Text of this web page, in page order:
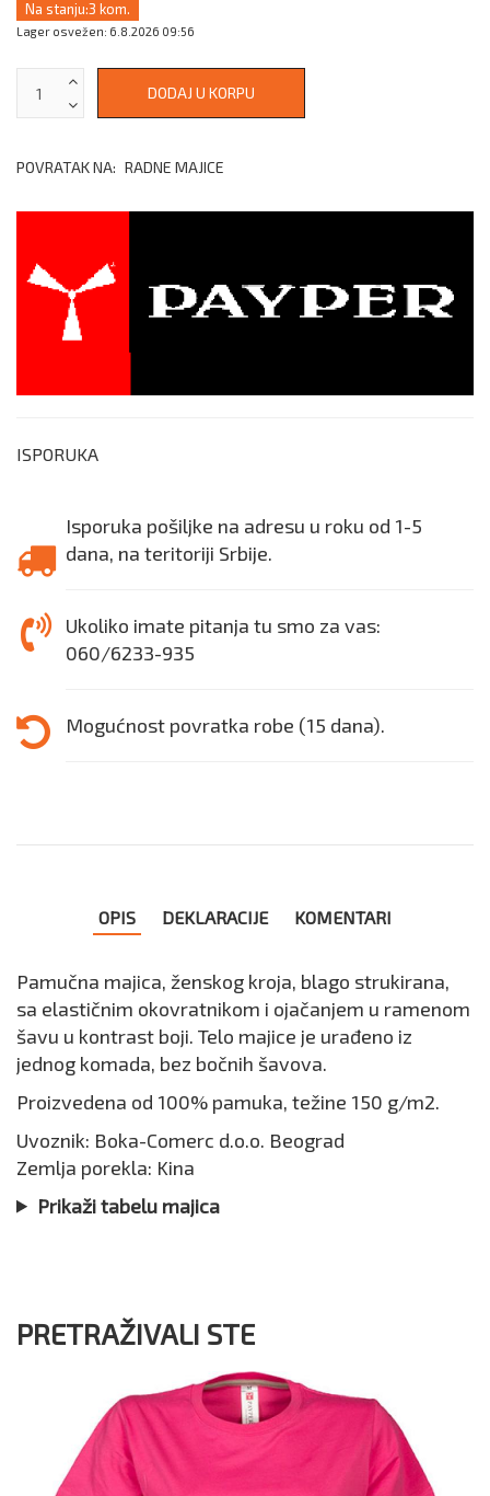
Na stanju:3 kom.
Lager osvežen: 6.8.2026 09:56
POVRATAK NA: RADNE MAJICE
ISPORUKA
Isporuka pošiljke na adresu u roku od 1-5
dana, na teritoriji Srbije.
Ukoliko imate pitanja tu smo za vas:
060/6233-935
Mogućnost povratka robe (15 dana).
OPIS DEKLARACIJE KOMENTARI
Pamučna majica, ženskog kroja, blago strukirana,
sa elastičnim okovratnikom i ojačanjem u ramenom
šavu u kontrast boji. Telo majice je urađeno iz
jednog komada, bez bočnih šavova.
Proizvedena od 100% pamuka, težine 150 g/m2.
Uvoznik: Boka-Comerc d.o.o. Beograd
Zemlja porekla: Kina
Prikaži tabelu majica
PRETRAŽIVALI STE